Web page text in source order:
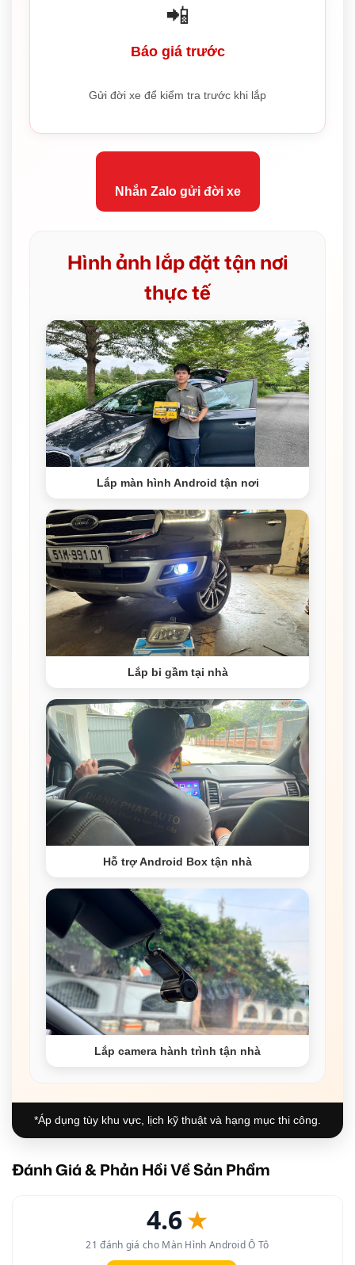
📲
Báo giá trước
Gửi đời xe để kiểm tra trước khi lắp
Nhắn Zalo gửi đời xe
Hình ảnh lắp đặt tận nơi
thực tế
Lắp màn hình Android tận nơi
Lắp bi gầm tại nhà
Hỗ trợ Android Box tận nhà
Lắp camera hành trình tận nhà
*Áp dụng tùy khu vực, lịch kỹ thuật và hạng mục thi công.
Đánh Giá & Phản Hồi Về Sản Phẩm
4.6★
21 đánh giá cho Màn Hình Android Ô Tô